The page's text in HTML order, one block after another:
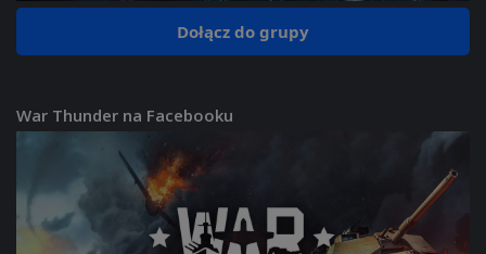
Dołącz do grupy
War Thunder na Facebooku